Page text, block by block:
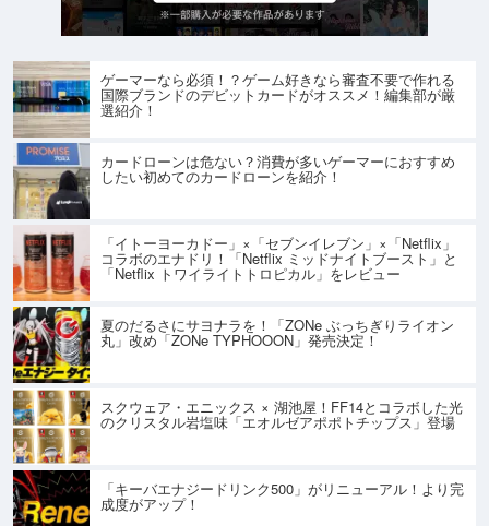
ゲーマーなら必須！？ゲーム好きなら審査不要で作れる
国際ブランドのデビットカードがオススメ！編集部が厳
選紹介！
カードローンは危ない？消費が多いゲーマーにおすすめ
したい初めてのカードローンを紹介！
「イトーヨーカドー」×「セブンイレブン」×「Netflix」
コラボのエナドリ！「Netflix ミッドナイトブースト」と
「Netflix トワイライトトロピカル」をレビュー
夏のだるさにサヨナラを！「ZONe ぶっちぎりライオン
丸」改め「ZONe TYPHOOON」発売決定！
スクウェア・エニックス × 湖池屋！FF14とコラボした光
のクリスタル岩塩味「エオルゼアポポトチップス」登場
「キーバエナジードリンク500」がリニューアル！より完
成度がアップ！